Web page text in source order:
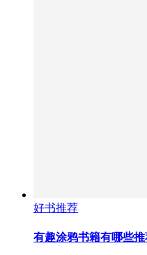
好书推荐
有趣涂鸦书籍有哪些推